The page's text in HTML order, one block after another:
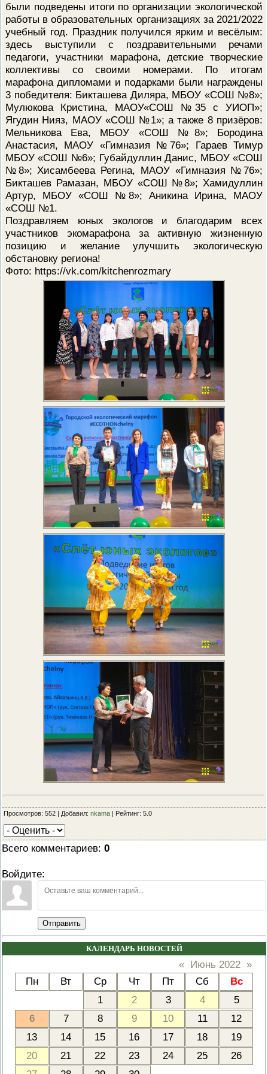
ПРОВЕРОЧНЫЙ ЛИСТ,
ПРИМЕНЯЕМЫЙ ПРИ
ОСУЩЕСТВЛЕНИИ
ГОСУДАРСТВЕННОГО
ОБЛАСТИ ОХРАНЫ И
ИСПОЛЬЗОВАНИЯ ООПТ
ФЕДЕРАЛЬНОГО ЗНАЧЕНИЯ
ПРОГРАММА ПРОФИЛАКТИКИ
РИСКОВ ПРИЧИНЕНИЯ
ПЛАН ПРОВЕДЕНИЯ
КОНТРОЛЬНЫХ
МЕРОПРИЯТИЙ
ИСЧЕРПЫВАЮЩИЙ
СВЕДЕНИЙ, КОТОРЫЕ МОГУТ
ЗАПРАШИВАТЬСЯ
(НАДЗОРНЫМ) ОРГАНОМ У
КОНТРОЛИРУЕМОГО ЛИЦА
были подведены итоги по организации экологической
работы в образовательных организациях за 2021/2022
учебный год. Праздник получился ярким и весёлым:
здесь выступили с поздравительными речами
педагоги, участники марафона, детские творческие
коллективы со своими номерами. По итогам
марафона дипломами и подарками были награждены
3 победителя: Бикташева Диляра, МБОУ «СОШ №8»;
Мулюкова Кристина, МАОУ«СОШ №35 с УИОП»;
Ягудин Нияз, МАОУ «СОШ №1»; а также 8 призёров:
Мельникова Ева, МБОУ «СОШ №8»; Бородина
Анастасия, МАОУ «Гимназия №76»; Гараев Тимур
МБОУ «СОШ №6»; Губайдуллин Данис, МБОУ «СОШ
№8»; Хисамбеева Регина, МАОУ «Гимназия №76»;
Бикташев Рамазан, МБОУ «СОШ №8»; Хамидуллин
Артур, МБОУ «СОШ №8»; Аникина Ирина, МАОУ
«СОШ №1.
Поздравляем юных экологов и благодарим всех
участников экомарафона за активную жизненную
позицию и желание улучшить экологическую
обстановку региона!
Фото: https://vk.com/kitchenrozmary
Просмотров: 552 | Добавил: nkama | Рейтинг: 5.0
Всего комментариев: 0
Войдите:
Отправить
КАЛЕНДАРЬ НОВОСТЕЙ
« Июнь 2022 »
Пн
Вт Ср Чт Пт Сб
Вс
1
2 3 4
5
6
7 8 9 10 11
12
13
14 15 16 17 18
19
20
21 22 23 24 25
26